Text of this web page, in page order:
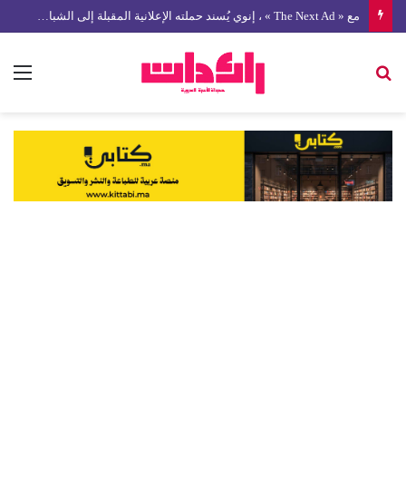
مع « The Next Ad » ، إنوي يُسند حملته الإعلانية المقبلة إلى الشباب المغربي